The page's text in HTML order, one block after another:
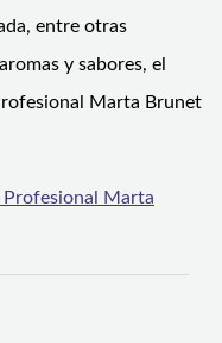
entre otras
y sabores, el
Marta Brunet
Profesional Marta